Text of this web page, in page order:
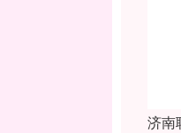
济南